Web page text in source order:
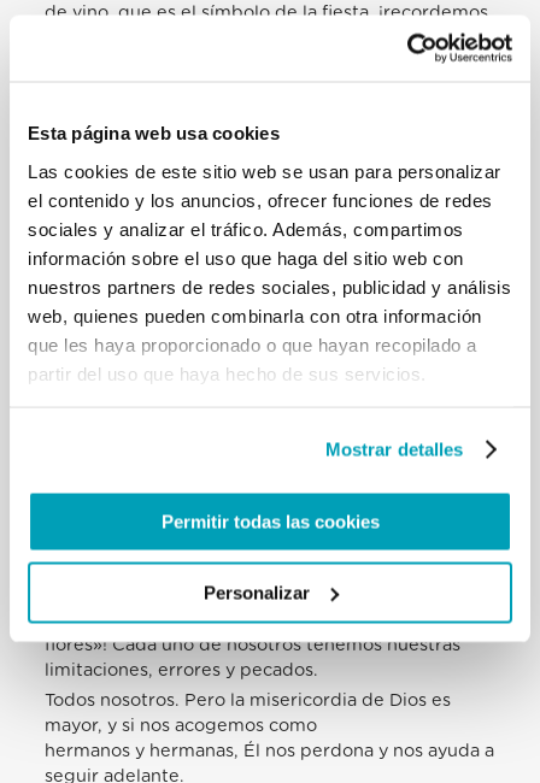
Esta página web usa cookies
Las cookies de este sitio web se usan para personalizar
el contenido y los anuncios, ofrecer funciones de redes
sociales y analizar el tráfico. Además, compartimos
información sobre el uso que haga del sitio web con
nuestros partners de redes sociales, publicidad y análisis
web, quienes pueden combinarla con otra información
que les haya proporcionado o que hayan recopilado a
partir del uso que haya hecho de sus servicios.
Mostrar detalles
Permitir todas las cookies
Personalizar
de vino, que es el símbolo de la fiesta, ¡recordemos
Saludo a las personas refugiadas que realizan
Saludo a las personas con discapacidad, que
también colaboran en la preparación
Saludo a los músicos de la orquesta multiétnica, con
los directores y el maestro
Piovani que compuso la música para el «Violín del
mar».
Saludo a las personas que han venido de España,
Brasil y Argentina, así como a los
voluntarios y colaboradores.
Fundación “Casa dello Spirito e delle Arti”, estás
cultura del descarte, lamentablemente muy
extendida. En su lugar se intenta
donde se respira un ambiente de
amistad social y fraternidad. No todo es fácil – lo
sabemos -, ¡no todo son «rosas y
flores»! Cada uno de nosotros tenemos nuestras
limitaciones, errores y pecados.
Todos nosotros. Pero la misericordia de Dios es
mayor, y si nos acogemos como
hermanos y hermanas, Él nos perdona y nos ayuda a
seguir adelante.